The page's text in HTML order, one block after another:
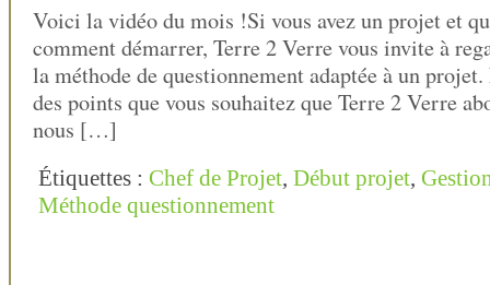
Voici la vidéo du mois !Si vous avez un projet et
comment démarrer, Terre 2 Verre vous invite à
la méthode de questionnement adaptée à un
des points que vous souhaitez que Terre 2 Verre
nous […]
Étiquettes : Chef de Projet, Début projet,
Méthode questionnement